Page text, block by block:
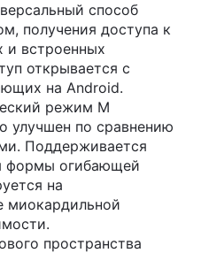
способ
получения доступа к
и встроенных
открывается с
на Android.
режим М
по сравнению
Поддерживается
формы огибающей
на
миокардильной
пространства